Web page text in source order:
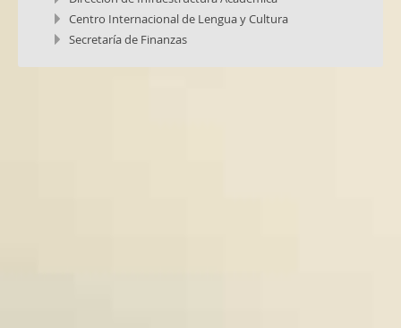
Centro Internacional de Lengua y Cultura
Secretaría de Finanzas